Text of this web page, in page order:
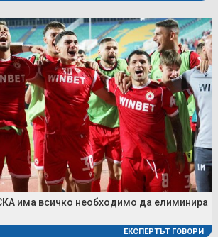
има всичко необходимо да елиминира
ЕКСПЕРТЪТ ГОВОРИ